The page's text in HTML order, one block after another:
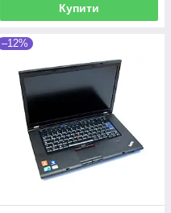
Купити
–12%